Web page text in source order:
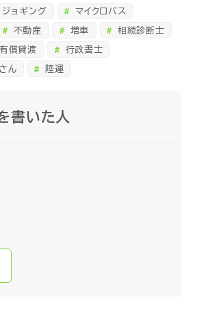
ジョギング
マイクロバス
不動産 増車
相続診断士
償貸渡
行政書士
ん
陸運
書いた人